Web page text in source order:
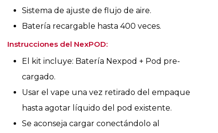
Sistema de ajuste de flujo de aire.
Batería recargable hasta 400 veces.
Instrucciones del NexPOD:
El kit incluye: Batería Nexpod + Pod pre-
cargado.
Usar el vape una vez retirado del empaque
hasta agotar líquido del pod existente.
Se aconseja cargar conectándolo al